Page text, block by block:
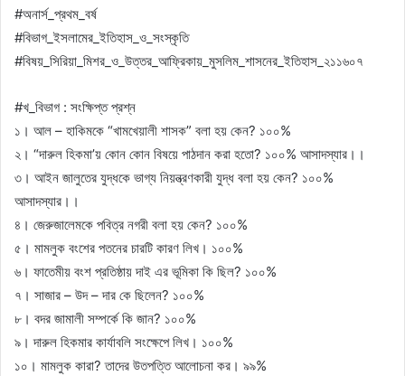
#অনার্স_প্রথম_বর্ষ
#বিভাগ_ইসলামের_ইতিহাস_ও_সংস্কৃতি
#বিষয়_সিরিয়া_মিশর_ও_উত্তর_আফ্রিকায়_মুসলিম_শাসনের_ইতিহাস_২১১৬০৭
#খ_বিভাগ : সংক্ষিপ্ত প্রশ্ন
১। আল – হাকিমকে “খামখেয়ালী শাসক” বলা হয় কেন? ১০০%
২। “দারুল হিকমা’য় কোন কোন বিষয়ে পাঠদান করা হতো? ১০০% আসাদস্যার।।
৩। আইন জালুতের যুদ্ধকে ভাগ্য নিয়ন্ত্রণকারী যুদ্ধ বলা হয় কেন? ১০০%
আসাদস্যার।।
৪। জেরুজালেমকে পবিত্র নগরী বলা হয় কেন? ১০০%
৫। মামলুক বংশের পতনের চারটি কারণ লিখ। ১০০%
৬। ফাতেমীয় বংশ প্রতিষ্ঠায় দাই এর ভূমিকা কি ছিল? ১০০%
৭। সাজার – উদ – দার কে ছিলেন? ১০০%
৮। বদর জামালী সম্পর্কে কি জান? ১০০%
৯। দারুল হিকমার কার্যাবলি সংক্ষেপে লিখ। ১০০%
১০। মামলুক কারা? তাদের উতপত্তি আলোচনা কর। ৯৯%